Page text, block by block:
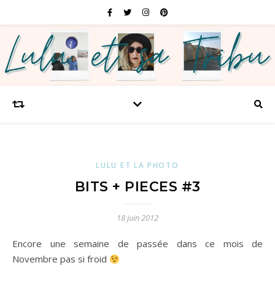
LULU ET LA PHOTO
BITS + PIECES #3
18 juin 2012
Encore une semaine de passée dans ce mois de
Novembre pas si froid